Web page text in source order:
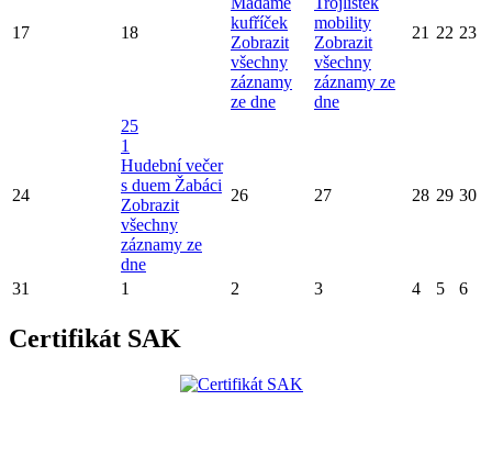
17 18
kufříček
Zobrazit
všechny
záznamy
ze dne
mobility
Zobrazit
všechny
záznamy ze
dne
21 22 23
24
25
1
Hudební večer
s duem Žabáci
Zobrazit
všechny
záznamy ze
dne
26 27 28 29 30
31 1 2 3 4 5 6
Certifikát SAK